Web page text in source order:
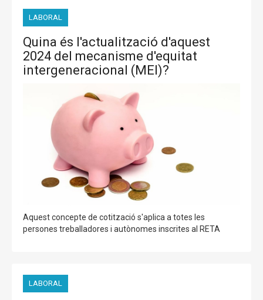
LABORAL
Quina és l'actualització d'aquest
2024 del mecanisme d'equitat
intergeneracional (MEI)?
Aquest concepte de cotització s'aplica a totes les
persones treballadores i autònomes inscrites al RETA
LABORAL